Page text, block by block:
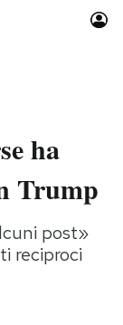
ha
Trump
post»
reciproci